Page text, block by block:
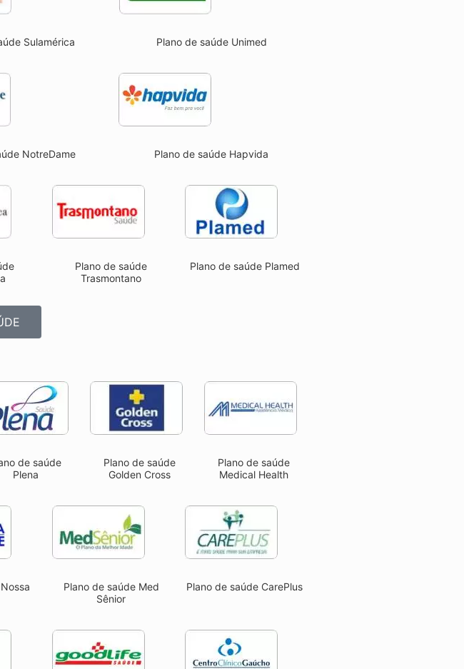
Sulamérica Plano de saúde Unimed
NotreDame Plano de saúde Hapvida
Plano de saúde
Trasmontano
Plano de saúde Plamed
de saúde
Plena
Plano de saúde
Golden Cross
Plano de saúde
Medical Health
Plano de saúde Med
Sênior
Plano de saúde CarePlus